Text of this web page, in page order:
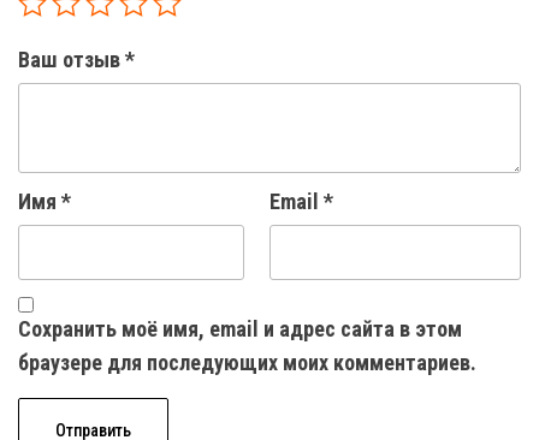
Ваш отзыв*
Имя * Email *
Сохранить моё имя, email и адрес сайта в этом
браузере для последующих моих комментариев.